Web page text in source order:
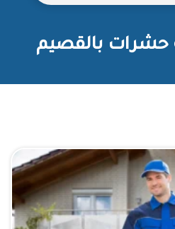
حشرات بالقصيم